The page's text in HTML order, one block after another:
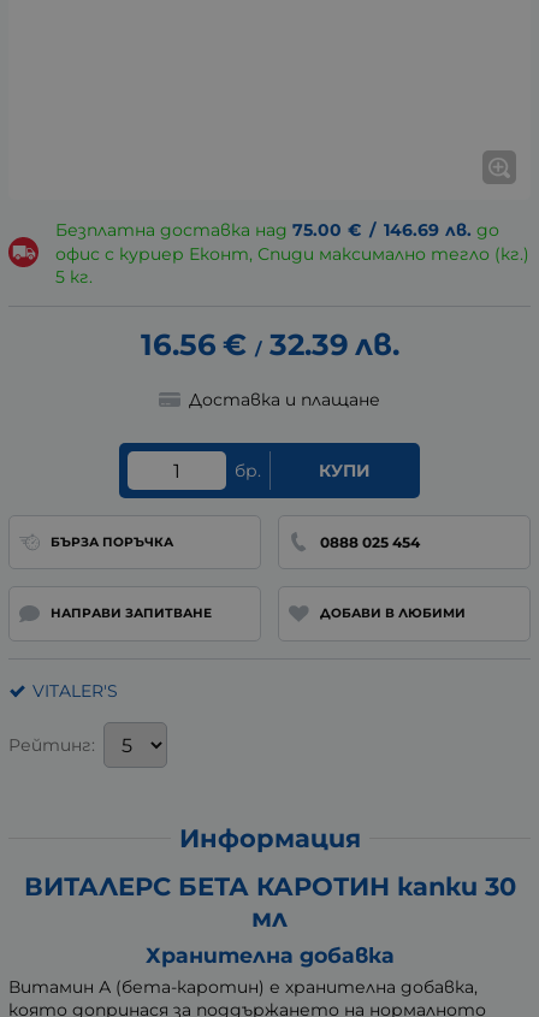
Безплатна доставка над 75.00 € / 146.69 лв. до
офис с куриер Еконт, Спиди максимално тегло (кг.)
5 кг.
16.56 € / 32.39 лв.
Доставка и плащане
бр. КУПИ
БЪРЗА ПОРЪЧКА 0888 025 454
НАПРАВИ ЗАПИТВАНЕ ДОБАВИ В ЛЮБИМИ
VITALER'S
Рейтинг:
Информация
ВИТАЛЕРС БЕТА КАРОТИН капки 30
мл
Хранителна добавка
Витамин А (бета-каротин) е хранителна добавка,
която допринася за поддържането на нормалното